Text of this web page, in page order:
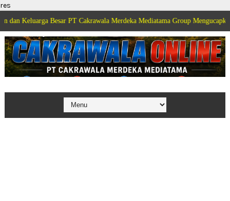
res
Besar PT Cakrawala Merdeka Mediatama Group Mengucapkan